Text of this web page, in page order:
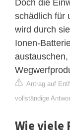
Doch die
schädlich für
wird durch
Ionen-
Antrag auf
vollständige
Wie viele